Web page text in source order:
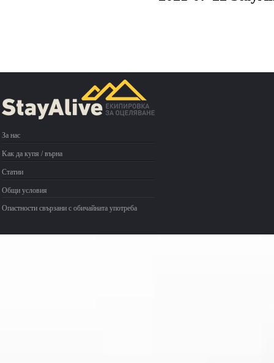
За нас
Kак да купя / върна
Статии
Общи условия
Опастности свързани с обичайната употреба